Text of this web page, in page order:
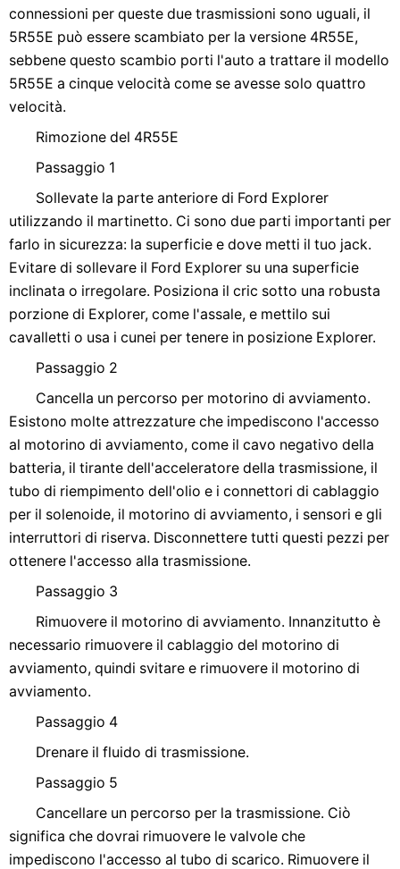
connessioni per queste due trasmissioni sono uguali, il
5R55E può essere scambiato per la versione 4R55E,
sebbene questo scambio porti l'auto a trattare il modello
5R55E a cinque velocità come se avesse solo quattro
velocità.
Rimozione del 4R55E
Passaggio 1
Sollevate la parte anteriore di Ford Explorer
utilizzando il martinetto. Ci sono due parti importanti per
farlo in sicurezza: la superficie e dove metti il ​​tuo jack.
Evitare di sollevare il Ford Explorer su una superficie
inclinata o irregolare. Posiziona il cric sotto una robusta
porzione di Explorer, come l'assale, e mettilo sui
cavalletti o usa i cunei per tenere in posizione Explorer.
Passaggio 2
Cancella un percorso per motorino di avviamento.
Esistono molte attrezzature che impediscono l'accesso
al motorino di avviamento, come il cavo negativo della
batteria, il tirante dell'acceleratore della trasmissione, il
tubo di riempimento dell'olio e i connettori di cablaggio
per il solenoide, il motorino di avviamento, i sensori e gli
interruttori di riserva. Disconnettere tutti questi pezzi per
ottenere l'accesso alla trasmissione.
Passaggio 3
Rimuovere il motorino di avviamento. Innanzitutto è
necessario rimuovere il cablaggio del motorino di
avviamento, quindi svitare e rimuovere il motorino di
avviamento.
Passaggio 4
Drenare il fluido di trasmissione.
Passaggio 5
Cancellare un percorso per la trasmissione. Ciò
significa che dovrai rimuovere le valvole che
impediscono l'accesso al tubo di scarico. Rimuovere il